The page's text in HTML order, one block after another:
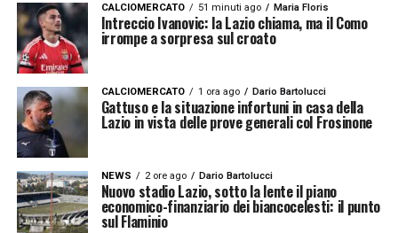
CALCIOMERCATO 51 minuti ago Maria Floris
Intreccio Ivanovic: la Lazio chiama, ma il Como
irrompe a sorpresa sul croato
CALCIOMERCATO 1 ora ago Dario Bartolucci
Gattuso e la situazione infortuni in casa della
Lazio in vista delle prove generali col Frosinone
NEWS 2 ore ago Dario Bartolucci
Nuovo stadio Lazio, sotto la lente il piano
economico-finanziario dei biancocelesti: il punto
sul Flaminio